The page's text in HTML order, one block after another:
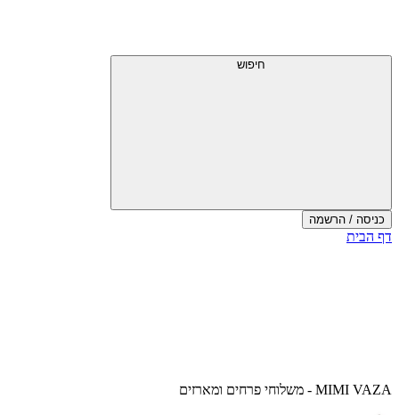
עליון
חיפוש
כניסה / הרשמה
סוף
דף הבית
MIMI VAZA - משלוחי פרחים ומארזים